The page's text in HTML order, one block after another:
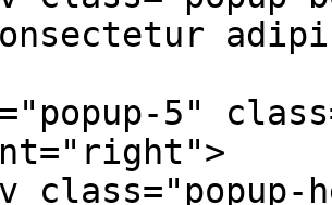
5"